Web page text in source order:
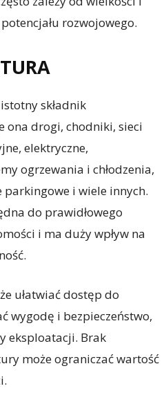
rozwojowego.
składnik
ona drogi, chodniki, sieci
elektryczne,
ogrzewania i chłodzenia,
i wiele innych.
do prawidłowego
i ma duży wpływ na
ułatwiać dostęp do
wygodę i bezpieczeństwo,
eksploatacji. Brak
może ograniczać wartość